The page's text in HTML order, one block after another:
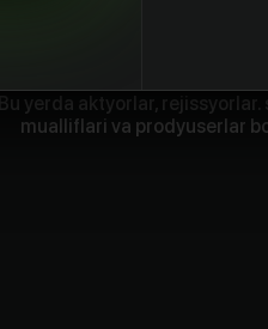
Bu yerda aktyorlar, rejissyorlar.
mualliflari va prodyuserlar